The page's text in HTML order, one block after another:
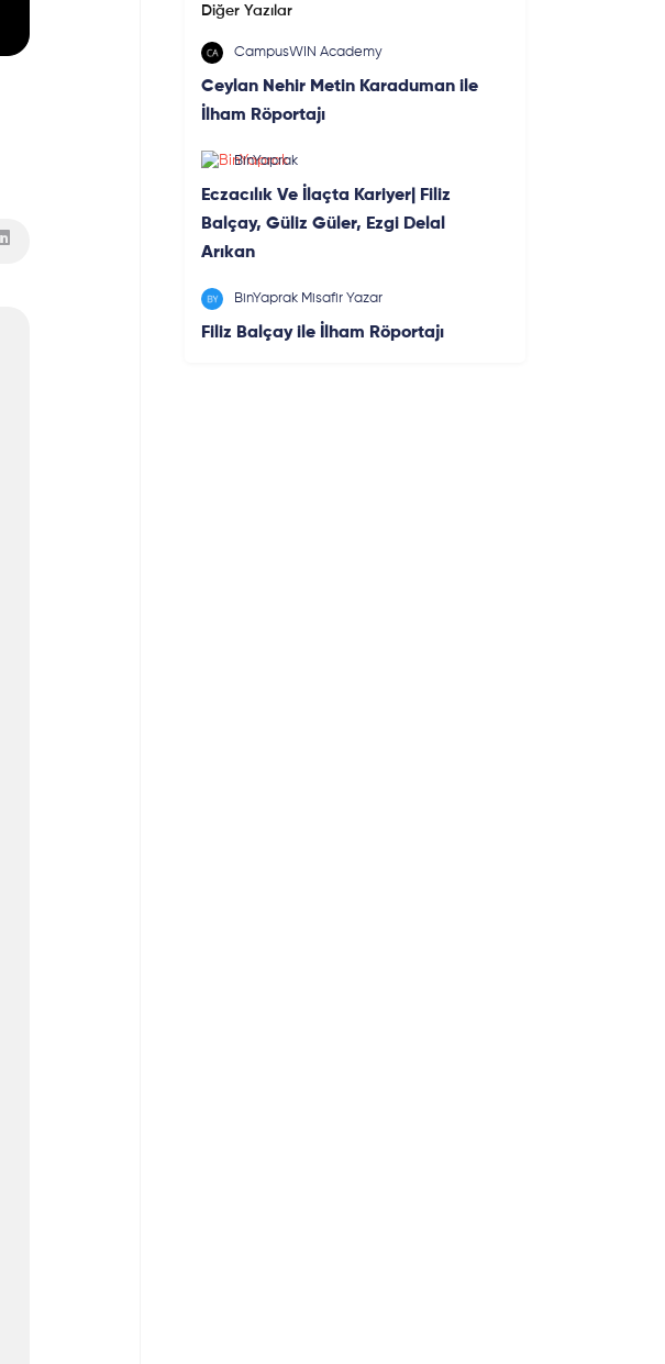
Diğer Yazılar
CampusWIN Academy
Ceylan Nehir Metin Karaduman ile
İlham Röportajı
BinYaprak
Eczacılık Ve İlaçta Kariyer| Filiz
Balçay, Güliz Güler, Ezgi Delal
Arıkan
BinYaprak Misafir Yazar
Filiz Balçay ile İlham Röportajı